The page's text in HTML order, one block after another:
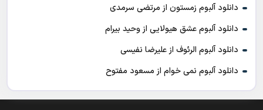
دانلود آلبوم زمستون از مرتضی سرمدی
دانلود آلبوم عشق هیولایی از وحید بیرام
دانلود آلبوم الرئوف از علیرضا نفیسی
دانلود آلبوم نمی خوام از مسعود مفتوح